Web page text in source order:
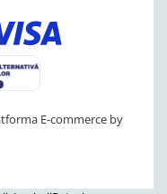
E-commerce by